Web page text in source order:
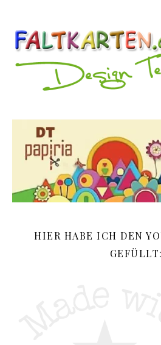
HIER HABE ICH DEN
GEFÜLLT: